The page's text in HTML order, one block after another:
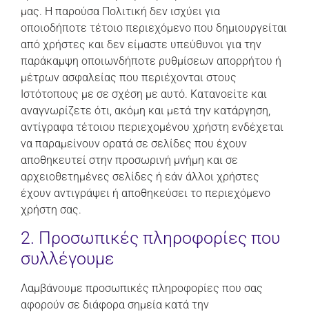
μας. Η παρούσα Πολιτική δεν ισχύει για
οποιοδήποτε τέτοιο περιεχόμενο που δημιουργείται
από χρήστες και δεν είμαστε υπεύθυνοι για την
παράκαμψη οποιωνδήποτε ρυθμίσεων απορρήτου ή
μέτρων ασφαλείας που περιέχονται στους
Ιστότοπους με σε σχέση με αυτό. Κατανοείτε και
αναγνωρίζετε ότι, ακόμη και μετά την κατάργηση,
αντίγραφα τέτοιου περιεχομένου χρήστη ενδέχεται
να παραμείνουν ορατά σε σελίδες που έχουν
αποθηκευτεί στην προσωρινή μνήμη και σε
αρχειοθετημένες σελίδες ή εάν άλλοι χρήστες
έχουν αντιγράψει ή αποθηκεύσει το περιεχόμενο
χρήστη σας.
2. Προσωπικές πληροφορίες που
συλλέγουμε
Λαμβάνουμε προσωπικές πληροφορίες που σας
αφορούν σε διάφορα σημεία κατά την